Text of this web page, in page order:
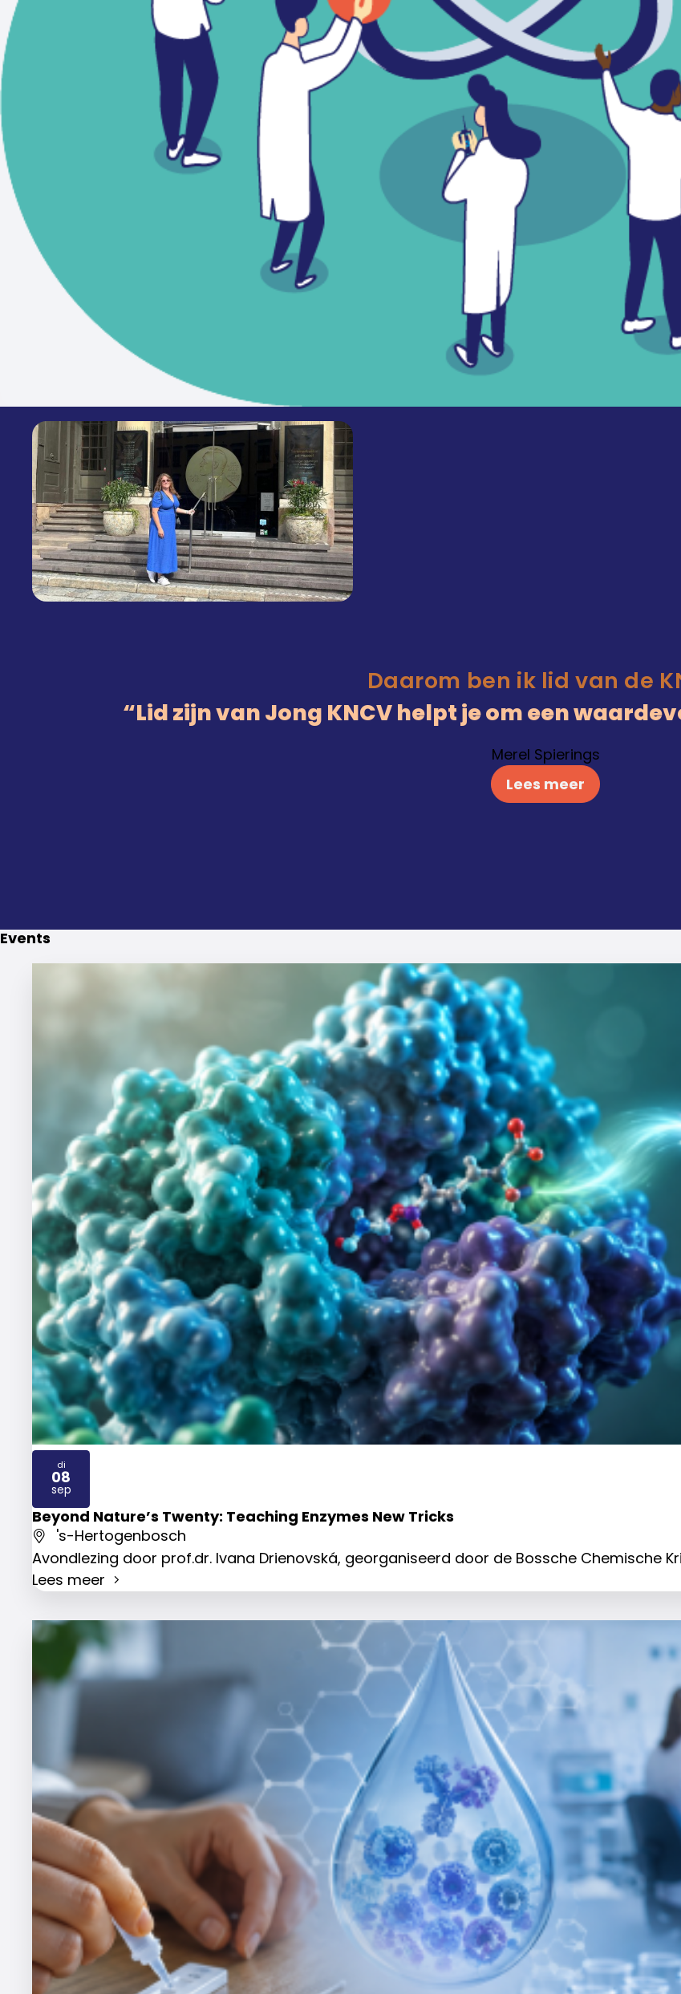
Daarom ben ik lid van de
Lid zijn van Jong KNCV helpt je om een
Merel Spierings
Lees meer
Events
Beyond Nature’s Twenty: Teaching Enzymes New Tricks
's-Hertogenbosch
Avondlezing door prof.dr. Ivana Drienovská, georganiseerd door de Bossche Chemische
Lees meer
di
08
sep
2026